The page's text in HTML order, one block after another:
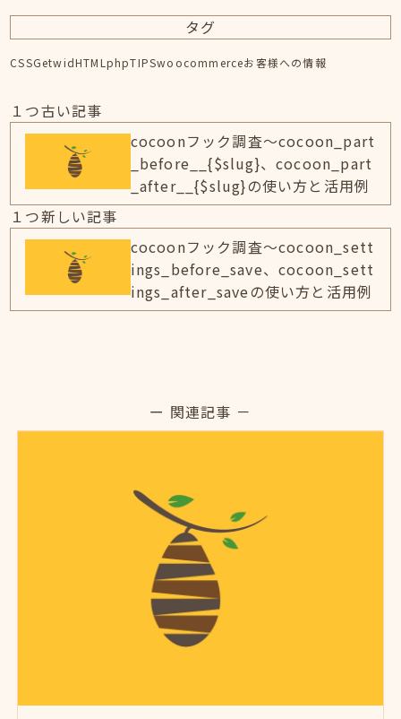
タグ
CSSGetwidHTMLphpTIPSwoocommerceお客様への情報
１つ古い記事
cocoonフック調査～cocoon_part
_before__{$slug}、cocoon_part
_after__{$slug}の使い方と活用例
１つ新しい記事
cocoonフック調査～cocoon_sett
ings_before_save、cocoon_sett
ings_after_saveの使い方と活用例
ー 関連記事 －